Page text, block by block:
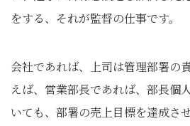
をする、それが監督の仕事です。
会社であれば、上司は管理部署の
えば、営業部長であれば、部長個
いても、部署の売上目標を達成さ